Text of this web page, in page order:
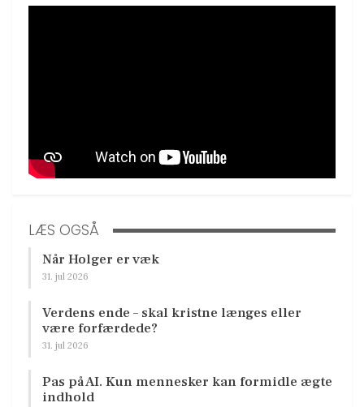
LÆS OGSÅ
Når Holger er væk
31. jul 2026
Verdens ende – skal kristne længes eller
være forfærdede?
31. jul 2026
Pas på AI. Kun mennesker kan formidle ægte
indhold